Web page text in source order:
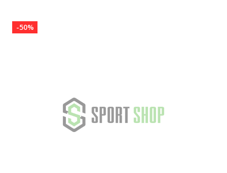
-50%